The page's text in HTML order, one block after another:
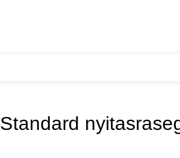
Standard